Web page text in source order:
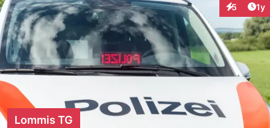
5 1y
Lommis TG